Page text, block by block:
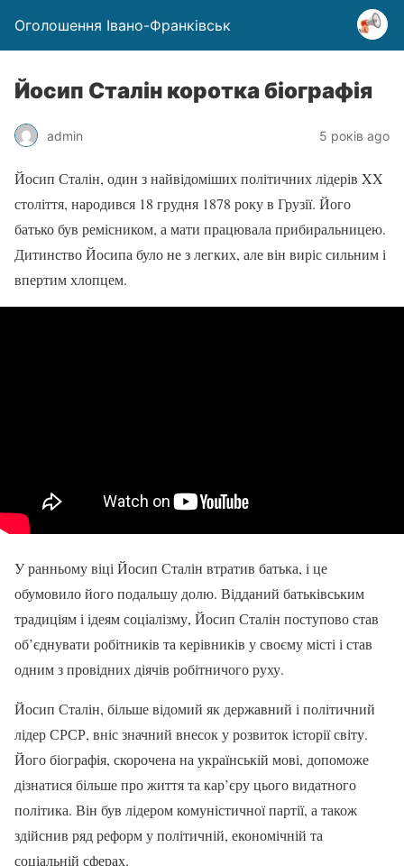
Оголошення Івано-Франківськ
Йосип Сталін коротка біографія
admin 5 років ago
Йосип Сталін, один з найвідоміших політичних лідерів XX
століття, народився 18 грудня 1878 року в Грузії. Його
батько був ремісником, а мати працювала прибиральницею.
Дитинство Йосипа було не з легких, але він виріс сильним і
впертим хлопцем.
У ранньому віці Йосип Сталін втратив батька, і це
обумовило його подальшу долю. Відданий батьківським
традиціям і ідеям соціалізму, Йосип Сталін поступово став
об’єднувати робітників та керівників у своєму місті і став
одним з провідних діячів робітничого руху.
Йосип Сталін, більше відомий як державний і політичний
лідер СРСР, вніс значний внесок у розвиток історії світу.
Його біографія, скорочена на українській мові, допоможе
дізнатися більше про життя та кар’єру цього видатного
політика. Він був лідером комуністичної партії, а також
здійснив ряд реформ у політичній, економічній та
соціальній сферах.